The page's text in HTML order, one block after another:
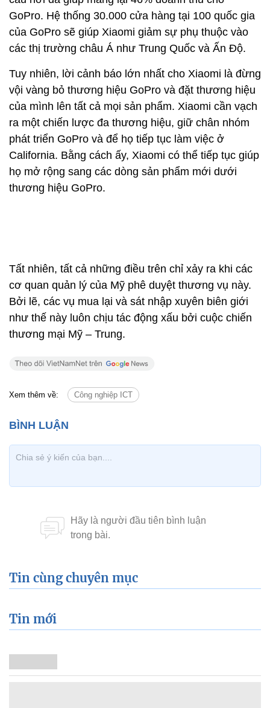
GoPro. Hệ thống 30.000 cửa hàng tại 100 quốc gia
của GoPro sẽ giúp Xiaomi giảm sự phụ thuộc vào
các thị trường châu Á như Trung Quốc và Ấn Độ.
Tuy nhiên, lời cảnh báo lớn nhất cho Xiaomi là đừng
vội vàng bỏ thương hiệu GoPro và đặt thương hiệu
của mình lên tất cả mọi sản phẩm. Xiaomi cần vạch
ra một chiến lược đa thương hiệu, giữ chân nhóm
phát triển GoPro và để họ tiếp tục làm việc ở
California. Bằng cách ấy, Xiaomi có thể tiếp tục giúp
họ mở rộng sang các dòng sản phẩm mới dưới
thương hiệu GoPro.
Tất nhiên, tất cả những điều trên chỉ xảy ra khi các
cơ quan quản lý của Mỹ phê duyệt thương vụ này.
Bởi lẽ, các vụ mua lại và sát nhập xuyên biên giới
như thế này luôn chịu tác động xấu bởi cuộc chiến
thương mại Mỹ – Trung.
Xem thêm về: Công nghiệp ICT
Tin cùng chuyên mục
Tin mới